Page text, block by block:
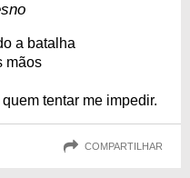
a batalha
mãos
tentar me impedir.
COMPARTILHAR